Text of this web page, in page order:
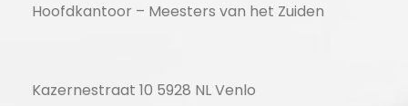
Hoofdkantoor – Meesters van het Zuiden
Kazernestraat 10 5928 NL Venlo